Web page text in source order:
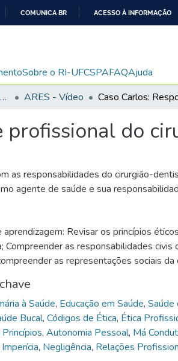
CONTEÚDO
COMUNICA BR ACESSO À INFORMAÇÃO
Sobre o RI-UFCSPAFAQAjuda
Recursos Educacionais ARES/UNA-SUS ARES - Vídeo
profissional do
as responsabilidades do cirurgião-
agente de saúde e sua
Revisar os princípios
Compreender as responsabilidades civis
as representações sociais da
à Saúde, Educação em Saúde, Saúde
Bucal, Códigos de Ética, Ética
, Autonomia Pessoal, Má
Imperícia, Negligência, Relações